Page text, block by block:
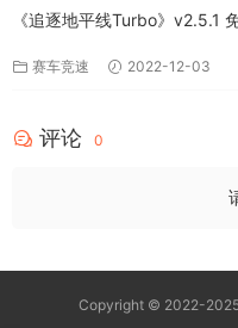
《追逐地平线Turbo》v2.5.1
赛车竞速 2022-12-03
评论 0
Copyright © 2022-